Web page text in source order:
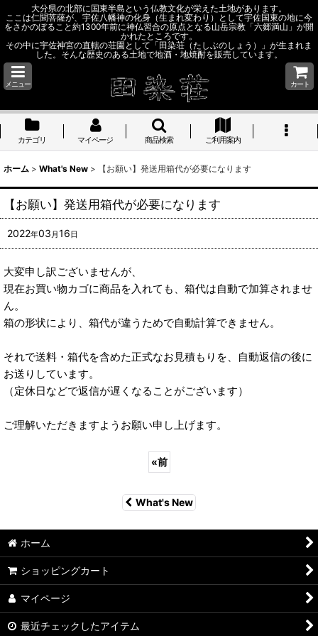
大分県の北部に国東半島という仏教文化が栄えた土地があります。
ここは仁聞菩薩が、宇佐八幡神の化身（生まれ変わり）として宇佐国東の地に今
をさかのぼること約1300年前に神仏習合の原点となる山岳宗教「六郷満山」が開
かれたところです。
その中に宇佐神宮の直轄の荘園として「田染荘（たしぶのしょう）」が生まれま
した。そんな歴史のある土地で地酒・地焼酎を販売しています。
メニュー カート
カテゴリ マイページ 商品検索 ご利用案内
ホーム > What's New > 【お願い】発送用箱代が必要になります
【お願い】発送用箱代が必要になります
2022年03 月16日
大変申し訳ございませんが、
現在お買い物カゴに商品を入れても、箱代は自動で加算されませ
ん。
箱の形状により、箱代が違うためで自動計算できません。
それで送料・箱代を含めた正式なお見積もりを、自動返信の後に
お送りしています。
（定休日などで返信が遅くなることがございます）
ご理解いただきますようお願い申し上げます。
«前
What's New
ホーム
ショッピングカート
マイページ
最近チェックしたアイテム